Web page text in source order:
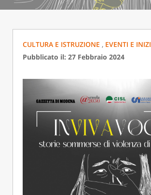
CULTURA E ISTRUZIONE , EVENTI E
Pubblicato il: 27 Febbraio 2024